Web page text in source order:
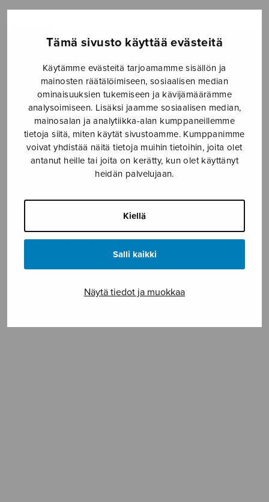
Tämä sivusto käyttää evästeitä
Käytämme evästeitä tarjoamamme sisällön ja
mainosten räätälöimiseen, sosiaalisen median
ominaisuuksien tukemiseen ja kävijämäärämme
analysoimiseen. Lisäksi jaamme sosiaalisen median,
mainosalan ja analytiikka-alan kumppaneillemme
tietoja siitä, miten käytät sivustoamme. Kumppanimme
voivat yhdistää näitä tietoja muihin tietoihin, joita olet
antanut heille tai joita on kerätty, kun olet käyttänyt
heidän palvelujaan.
Kiellä
Salli kaikki
Näytä tiedot ja muokkaa
7,50€
Winter
määrä
LISÄÄ
OSTOSKORIIN
Tuotetunnus (SKU):S2582
Commissioned for the Madison Choral Project,
conductor Albert Pinsonneault (2016).